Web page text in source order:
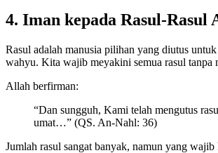
4. Iman kepada Rasul-Rasul
Rasul adalah manusia pilihan yang diutus
wahyu. Kita wajib meyakini semua rasul tanpa
Allah berfirman:
“Dan sungguh, Kami telah mengutus
umat…” (QS. An-Nahl: 36)
Jumlah rasul sangat banyak, namun yang